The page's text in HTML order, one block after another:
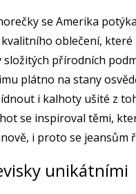
se Amerika
oblečení, které
přírodních
plátno na stany
i kalhoty ušité z
se inspiroval těmi,
i proto se jeansům
unikátními